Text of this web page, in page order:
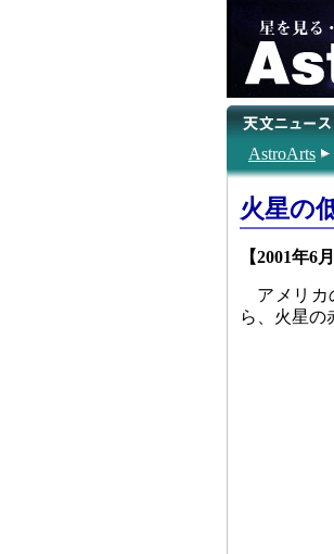
AstroArts
火星の
【2001年6
アメリカ
ら、火星の